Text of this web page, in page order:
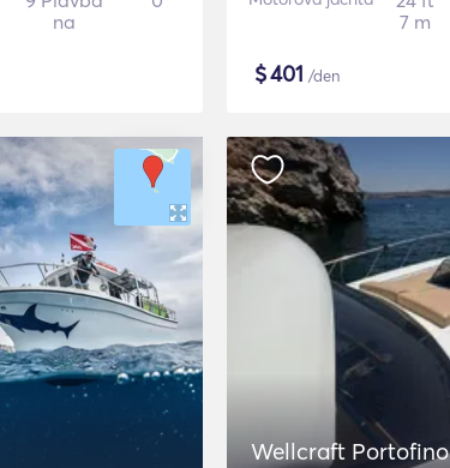
na
7 m
$401 /den
Wellcraft Portofino